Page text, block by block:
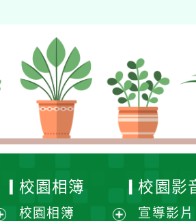
校園相簿
校園相簿
校園影
宣導影片